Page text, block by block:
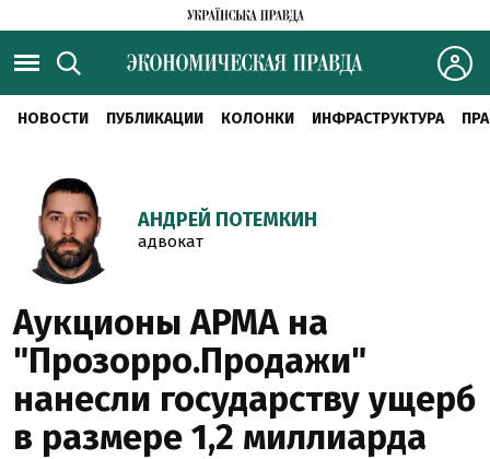
НОВОСТИ ПУБЛИКАЦИИ КОЛОНКИ ИНФРАСТРУКТУРА
АНДРЕЙ ПОТЕМКИН
адвокат
Аукционы АРМА на
"Прозорро.Продажи"
нанесли государству ущерб
в размере 1,2 миллиарда